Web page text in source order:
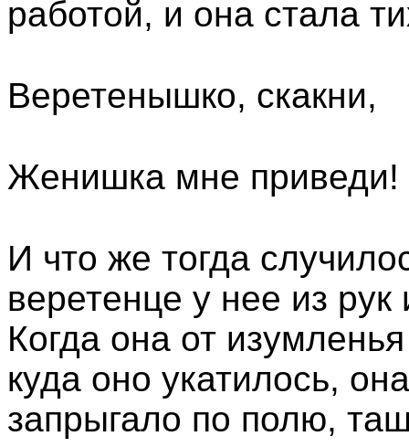
работой, и она стала
Веретенышко, скакни,
Женишка мне приведи!
И что же тогда
веретенце у нее из
Когда она от
куда оно укатилось,
запрыгало по полю,